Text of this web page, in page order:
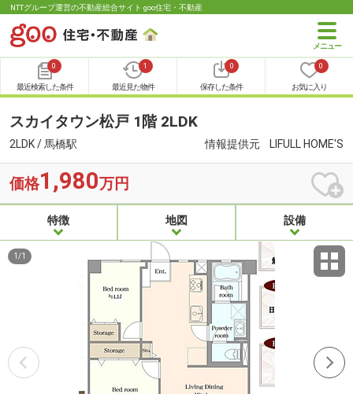
NTTグループ運営の不動産総合サイト goo住宅・不動産
0
最近検索した条件
1
最近見た物件
0
保存した条件
0
お気に入り
スカイタウン松戸 1階 2LDK
2LDK / 馬橋駅 情報提供元 LIFULL HOME'S
価格1,980万円
特徴 地図 設備
1 /1